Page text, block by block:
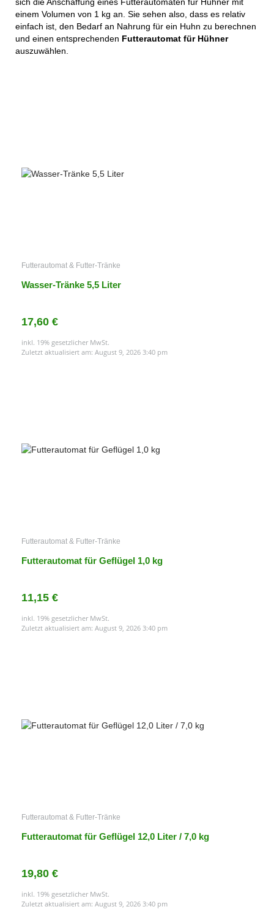
sich die Anschaffung eines Futterautomaten für Hühner mit
einem Volumen von 1 kg an. Sie sehen also, dass es relativ
einfach ist, den Bedarf an Nahrung für ein Huhn zu berechnen
und einen entsprechenden Futterautomat für Hühner
auszuwählen.
Futterautomat & Futter-Tränke
Wasser-Tränke 5,5 Liter
17,60 €
inkl. 19% gesetzlicher MwSt.
Zuletzt aktualisiert am: August 9, 2026 3:40 pm
Futterautomat & Futter-Tränke
Futterautomat für Geflügel 1,0 kg
11,15 €
inkl. 19% gesetzlicher MwSt.
Zuletzt aktualisiert am: August 9, 2026 3:40 pm
Futterautomat & Futter-Tränke
Futterautomat für Geflügel 12,0 Liter / 7,0 kg
19,80 €
inkl. 19% gesetzlicher MwSt.
Zuletzt aktualisiert am: August 9, 2026 3:40 pm